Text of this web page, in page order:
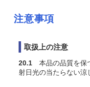
注意事項
取扱上の注意
20.1 本品の品質を保
射日光の当たらない涼